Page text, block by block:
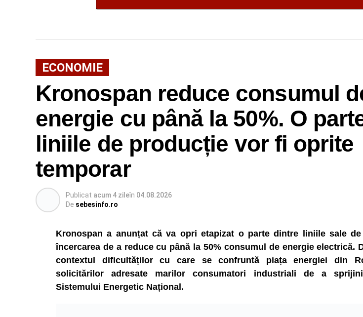
ECONOMIE
Kronospan reduce consumul
energie cu până la 50%. O
liniile de producție vor fi oprite
temporar
Publicat acum 4 zileîn 04.08.2026
De sebesinfo.ro
Kronospan a anunțat că va opri etapizat o parte dintre liniile sale
încercarea de a reduce cu până la 50% consumul de energie electrică.
contextul dificultăților cu care se confruntă piața energiei din
solicitărilor adresate marilor consumatori industriali de a
Sistemului Energetic Național.